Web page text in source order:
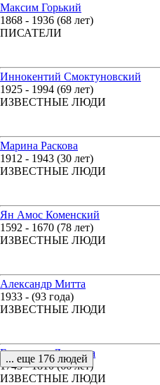
Максим Горький
1868 - 1936 (68 лет)
ПИСАТЕЛИ
Иннокентий Смоктуновский
1925 - 1994 (69 лет)
ИЗВЕСТНЫЕ ЛЮДИ
Марина Раскова
1912 - 1943 (30 лет)
ИЗВЕСТНЫЕ ЛЮДИ
Ян Амос Коменский
1592 - 1670 (78 лет)
ИЗВЕСТНЫЕ ЛЮДИ
Александр Митта
1933 - (93 года)
ИЗВЕСТНЫЕ ЛЮДИ
Екатерина Дашкова
1743 - 1810 (66 лет)
ИЗВЕСТНЫЕ ЛЮДИ
... еще 176 людей